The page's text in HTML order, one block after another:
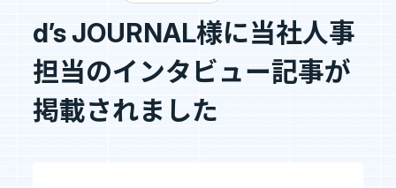
ミッション・
ビジョン・バ
リュー
会社概要
SES特化型
SaaS[Fairgrit]
SESコン
サルティ
ング
IRニュース IRライブラリ
業績・財務情
報
企業情報
事業内容
d’s JOURNAL様に当社人事
担当のインタビュー記事が
掲載されました